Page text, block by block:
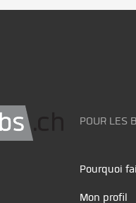
POUR LES
Pourquoi
Mon profil